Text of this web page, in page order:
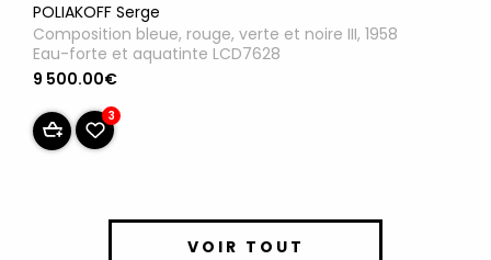
POLIAKOFF Serge
Composition bleue, rouge, verte et noire III, 1958
Eau-forte et aquatinte LCD7628
9 500.00€
3
VOIR TOUT